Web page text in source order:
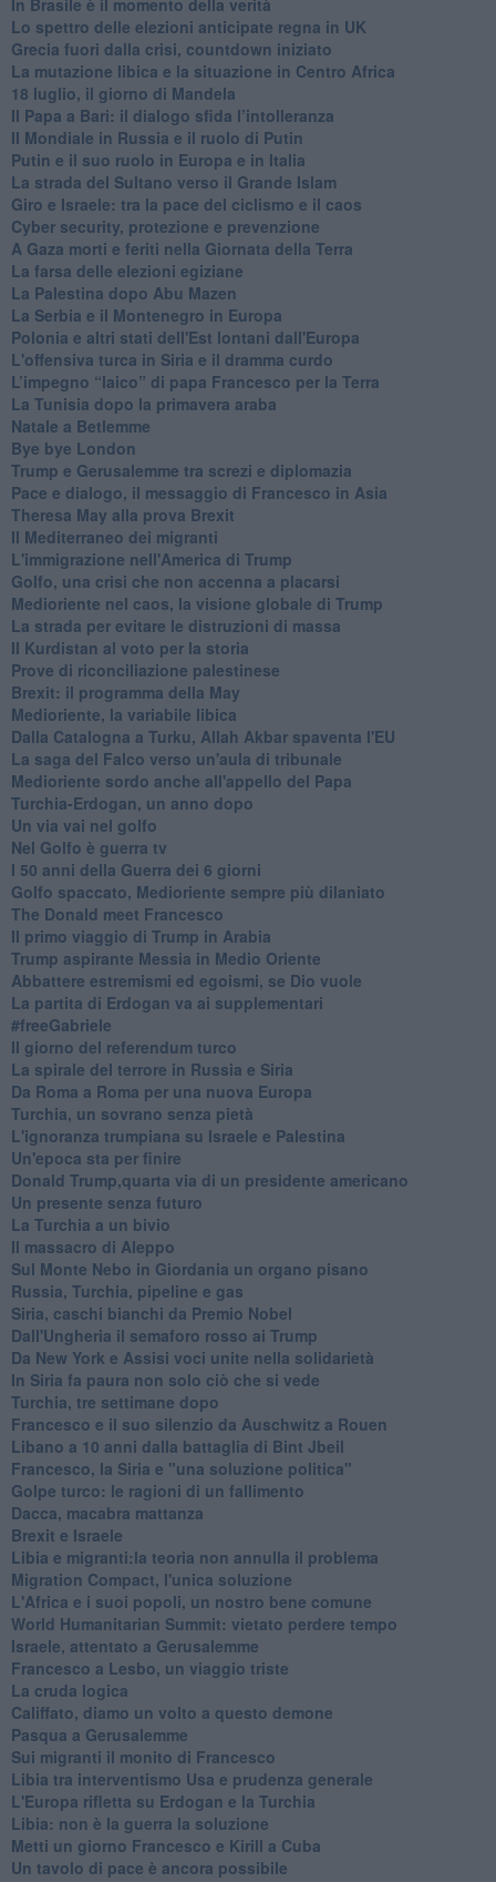
Lo spettro delle elezioni anticipate regna in UK
Grecia fuori dalla crisi, countdown iniziato
La mutazione libica e la situazione in Centro Africa
18 luglio, il giorno di Mandela
Il Papa a Bari: il dialogo sfida l’intolleranza
Il Mondiale in Russia e il ruolo di Putin
Putin e il suo ruolo in Europa e in Italia
La strada del Sultano verso il Grande Islam
Giro e Israele: tra la pace del ciclismo e il caos
Cyber security, protezione e prevenzione
A Gaza morti e feriti nella Giornata della Terra
La farsa delle elezioni egiziane
La Palestina dopo Abu Mazen
La Serbia e il Montenegro in Europa
Polonia e altri stati dell'Est lontani dall'Europa
L'offensiva turca in Siria e il dramma curdo
L’impegno “laico” di papa Francesco per la Terra
La Tunisia dopo la primavera araba
Natale a Betlemme
Bye bye London
Trump e Gerusalemme tra screzi e diplomazia
Pace e dialogo, il messaggio di Francesco in Asia
Theresa May alla prova Brexit
Il Mediterraneo dei migranti
L'immigrazione nell'America di Trump
Golfo, una crisi che non accenna a placarsi
Medioriente nel caos, la visione globale di Trump
La strada per evitare le distruzioni di massa
Il Kurdistan al voto per la storia
Prove di riconciliazione palestinese
Brexit: il programma della May
Medioriente, la variabile libica
Dalla Catalogna a Turku, Allah Akbar spaventa l'EU
La saga del Falco verso un'aula di tribunale
Medioriente sordo anche all'appello del Papa
Turchia-Erdogan, un anno dopo
Un via vai nel golfo
Nel Golfo è guerra tv
I 50 anni della Guerra dei 6 giorni
Golfo spaccato, Medioriente sempre più dilaniato
The Donald meet Francesco
Il primo viaggio di Trump in Arabia
Trump aspirante Messia in Medio Oriente
Abbattere estremismi ed egoismi, se Dio vuole
La partita di Erdogan va ai supplementari
#freeGabriele
Il giorno del referendum turco
La spirale del terrore in Russia e Siria
Da Roma a Roma per una nuova Europa
Turchia, un sovrano senza pietà
L'ignoranza trumpiana su Israele e Palestina
Un'epoca sta per finire
Donald Trump,quarta via di un presidente americano
Un presente senza futuro
La Turchia a un bivio
Il massacro di Aleppo
Sul Monte Nebo in Giordania un organo pisano
Russia, Turchia, pipeline e gas
Siria, caschi bianchi da Premio Nobel
Dall'Ungheria il semaforo rosso ai Trump
Da New York e Assisi voci unite nella solidarietà
In Siria fa paura non solo ciò che si vede
Turchia, tre settimane dopo
Francesco e il suo silenzio da Auschwitz a Rouen
Libano a 10 anni dalla battaglia di Bint Jbeil
Francesco, la Siria e "una soluzione politica"
Golpe turco: le ragioni di un fallimento
Dacca, macabra mattanza
Brexit e Israele
Libia e migranti:la teoria non annulla il problema
Migration Compact, l'unica soluzione
L'Africa e i suoi popoli, un nostro bene comune
World Humanitarian Summit: vietato perdere tempo
Israele, attentato a Gerusalemme
Francesco a Lesbo, un viaggio triste
La cruda logica
Califfato, diamo un volto a questo demone
Pasqua a Gerusalemme
Sui migranti il monito di Francesco
Libia tra interventismo Usa e prudenza generale
L'Europa rifletta su Erdogan e la Turchia
Libia: non è la guerra la soluzione
Metti un giorno Francesco e Kirill a Cuba
Un tavolo di pace è ancora possibile